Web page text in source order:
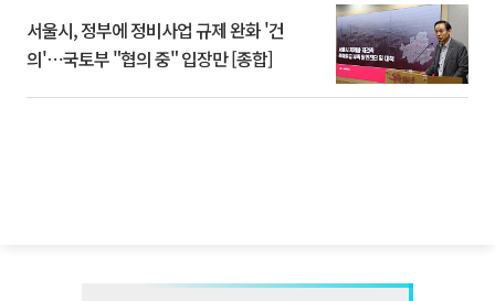
서울시, 정부에 정비사업 규제 완화 '건
의'⋯국토부 "협의 중" 입장만 [종합]